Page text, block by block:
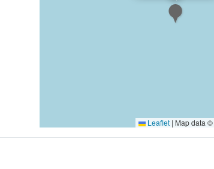
Leaflet | Map data ©